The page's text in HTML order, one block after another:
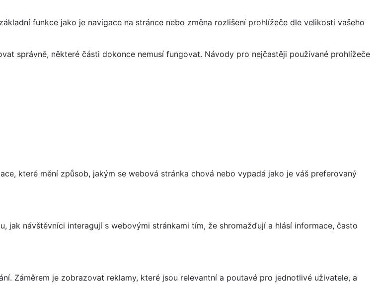
funkce jako je navigace na stránce nebo změna rozlišení prohlížeče dle velikosti vašeho
správně, některé části dokonce nemusí fungovat. Návody pro nejčastěji používané prohlížeče
které mění způsob, jakým se webová stránka chová nebo vypadá jako je váš preferovaný
návštěvníci interagují s webovými stránkami tím, že shromažďují a hlásí informace, často
Záměrem je zobrazovat reklamy, které jsou relevantní a poutavé pro jednotlivé uživatele, a